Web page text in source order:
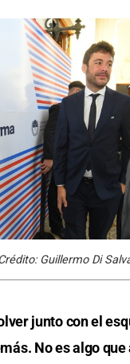
Guillermo Di
junto con el
No es algo que